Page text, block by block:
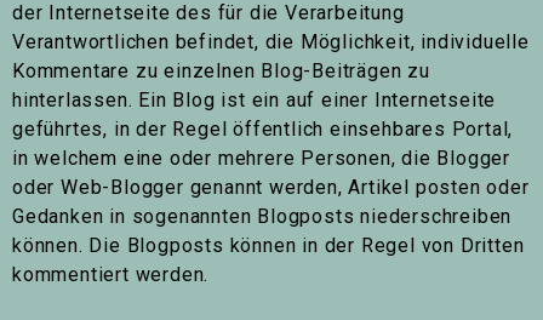
der Internetseite des für die Verarbeitung
Verantwortlichen befindet, die Möglichkeit, individuelle
Kommentare zu einzelnen Blog-Beiträgen zu
hinterlassen. Ein Blog ist ein auf einer Internetseite
geführtes, in der Regel öffentlich einsehbares Portal,
in welchem eine oder mehrere Personen, die Blogger
oder Web-Blogger genannt werden, Artikel posten oder
Gedanken in sogenannten Blogposts niederschreiben
können. Die Blogposts können in der Regel von Dritten
kommentiert werden.